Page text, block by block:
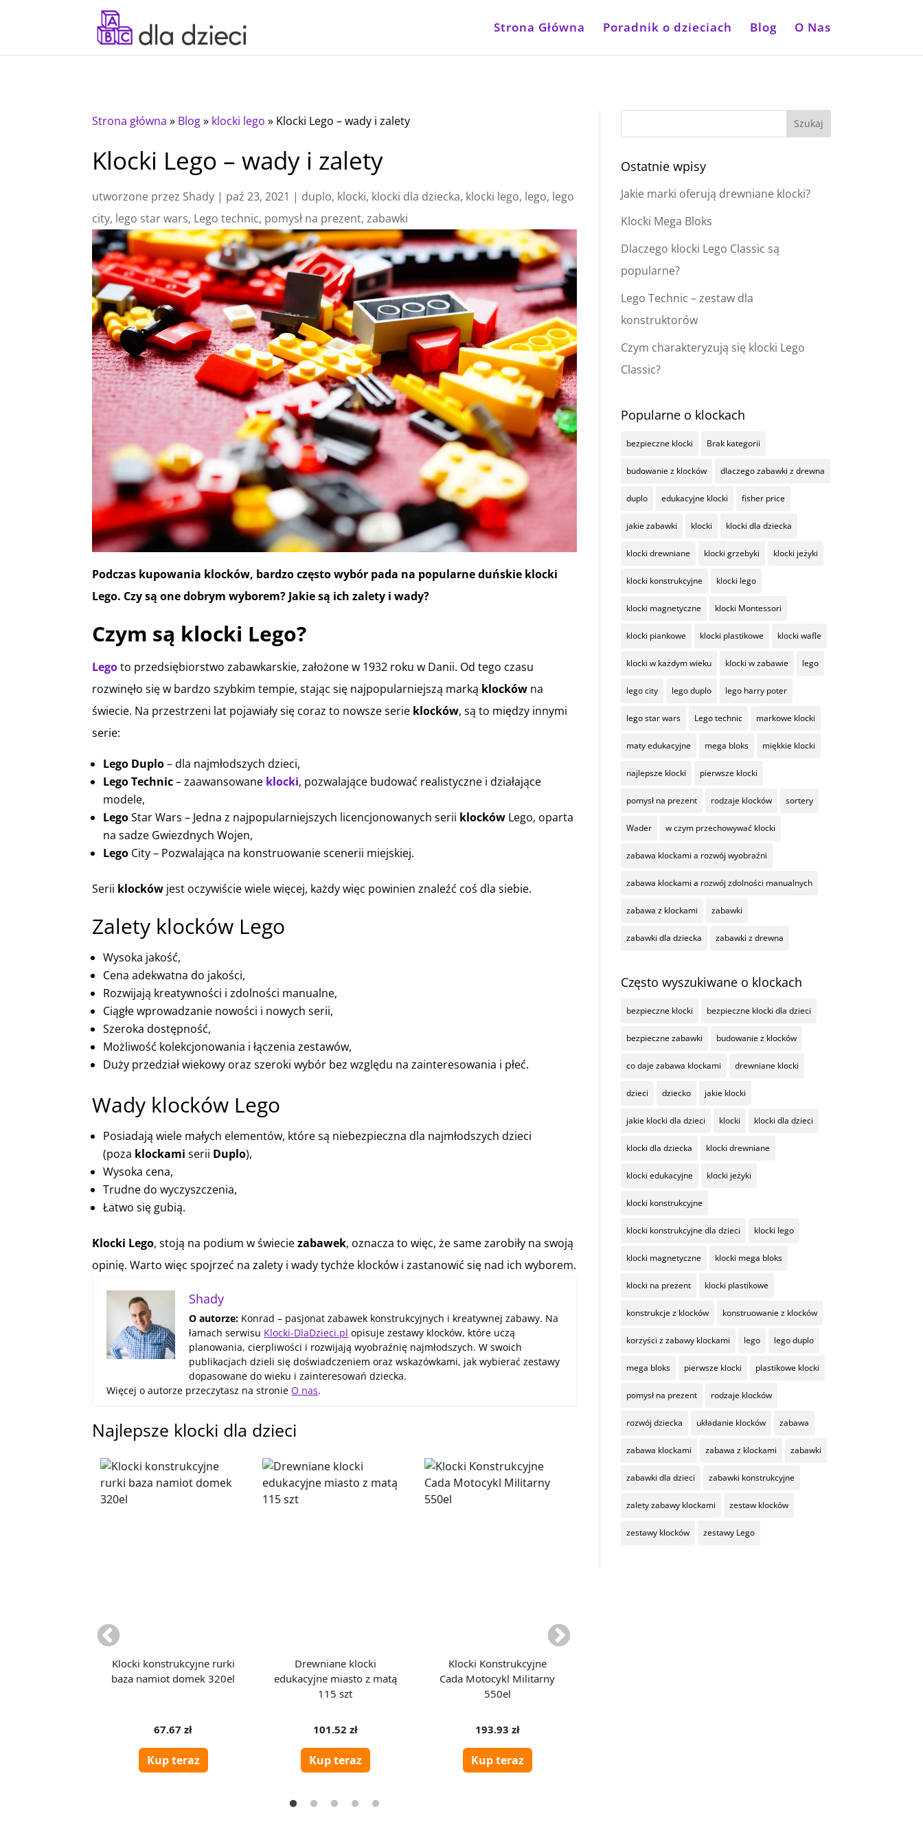
Strona Główna Poradnik o dzieciach Blog O Nas
Strona główna » Blog» klocki lego » Klocki Lego – wady i zalety
Klocki Lego – wady i zalety
utworzone przez Shady | paź 23, 2021 | duplo, klocki, klocki dla dziecka, klocki lego, lego, lego
city, lego star wars, Lego technic, pomysł na prezent,zabawki
Podczas kupowania klocków, bardzo często wybór pada na popularne duńskie klocki
Lego. Czy są one dobrym wyborem? Jakie są ich zalety i wady?
Czym są klocki Lego?
Legoto przedsiębiorstwo zabawkarskie, założone w 1932 roku w Danii. Od tego czasu
rozwinęło się w bardzo szybkim tempie, stając się najpopularniejszą marką klocków na
świecie. Na przestrzeni lat pojawiały się coraz to nowsze serie klocków, są to między innymi
serie:
Lego Duplo– dla najmłodszych dzieci,
Lego Technic– zaawansowane klocki, pozwalające budować realistyczne i działające
modele,
LegoStar Wars – Jedna z najpopularniejszych licencjonowanych serii klocków Lego, oparta
na sadze Gwiezdnych Wojen,
Lego City – Pozwalająca na konstruowanie scenerii miejskiej.
Serii klocków jest oczywiście wiele więcej, każdy więc powinien znaleźć coś dla siebie.
Zalety klocków Lego
Wysoka jakość,
Cena adekwatna do jakości,
Rozwijają kreatywności i zdolności manualne,
Ciągłe wprowadzanie nowości i nowych serii,
Szeroka dostępność,
Możliwość kolekcjonowania i łączenia zestawów,
Duży przedział wiekowy oraz szeroki wybór bez względu na zainteresowania i płeć.
Wady klocków Lego
Posiadają wiele małych elementów, które są niebezpieczna dla najmłodszych dzieci
(poza klockami serii Duplo),
Wysoka cena,
Trudne do wyczyszczenia,
Łatwo się gubią.
Klocki Lego, stoją na podium w świeciezabawek, oznacza to więc, że same zarobiły na swoją
opinię. Warto więc spojrzeć na zalety i wady tychże klocków i zastanowić się nad ich wyborem.
Shady
O autorze: Konrad – pasjonat zabawek konstrukcyjnych i kreatywnej zabawy. Na
łamach serwisu Klocki-DlaDzieci.pl opisuje zestawy klocków, które uczą
planowania, cierpliwości i rozwijają wyobraźnię najmłodszych. W swoich
publikacjach dzieli się doświadczeniem oraz wskazówkami, jak wybierać zestawy
dopasowane do wieku i zainteresowań dziecka.
Więcej o autorze przeczytasz na stronieO nas.
Najlepsze klocki dla dzieci
Ostatnie wpisy
Jakie marki oferują drewniane klocki?
Klocki Mega Bloks
Dlaczego klocki Lego Classic są
popularne?
Lego Technic – zestaw dla
konstruktorów
Czym charakteryzują się klocki Lego
Classic?
Popularne o klockach
bezpieczne klocki Brak kategorii
budowanie z klocków dlaczego zabawki z drewna
duplo edukacyjne klocki fisher price
jakie zabawki klocki klocki dla dziecka
klocki drewniane klocki grzebyki klocki jeżyki
klocki konstrukcyjne klocki lego
klocki magnetyczne klocki Montessori
klocki piankowe klocki plastikowe klocki wafle
klocki w każdym wieku klocki w zabawie lego
lego city lego duplo lego harry poter
lego star wars Lego technic markowe klocki
maty edukacyjne mega bloks miękkie klocki
najlepsze klocki pierwsze klocki
pomysł na prezent rodzaje klocków sortery
Wader w czym przechowywać klocki
zabawa klockami a rozwój wyobraźni
zabawa klockami a rozwój zdolności manualnych
zabawa z klockami zabawki
zabawki dla dziecka zabawki z drewna
Często wyszukiwane o klockach
bezpieczne klocki bezpieczne klocki dla dzieci
bezpieczne zabawki budowanie z klocków
co daje zabawa klockami drewniane klocki
dzieci dziecko jakie klocki
jakie klocki dla dzieci klocki klocki dla dzieci
klocki dla dziecka klocki drewniane
klocki edukacyjne klocki jeżyki
klocki konstrukcyjne
klocki konstrukcyjne dla dzieci klocki lego
klocki magnetyczne klocki mega bloks
klocki na prezent klocki plastikowe
konstrukcje z klocków konstruowanie z klocków
korzyści z zabawy klockami lego lego duplo
mega bloks pierwsze klocki plastikowe klocki
pomysł na prezent rodzaje klocków
rozwój dziecka układanie klocków zabawa
zabawa klockami zabawa z klockami zabawki
zabawki dla dzieci zabawki konstrukcyjne
zalety zabawy klockami zestaw klocków
zestawy klocków zestawy Lego